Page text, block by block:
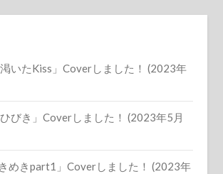
いたKiss」Coverしました！ (2023年
びき」Coverしました！ (2023年5月
めきpart1」Coverしました！ (2023年